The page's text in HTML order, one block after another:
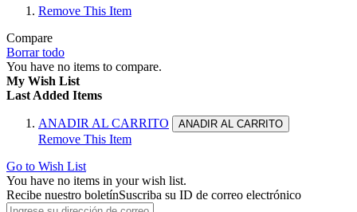
Remove This Item
Compare
Borrar todo
You have no items to compare.
My Wish List
Last Added Items
ANADIR AL CARRITO ANADIR AL CARRITO
Remove This Item
Go to Wish List
You have no items in your wish list.
Recibe nuestro boletínSuscriba su ID de correo electrónico